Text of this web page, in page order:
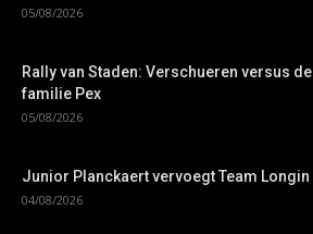
05/08/2026
Rally van Staden: Verschueren versus de
familie Pex
05/08/2026
Junior Planckaert vervoegt Team Longin
04/08/2026